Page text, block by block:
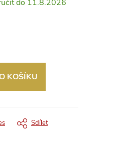
11.8.2026
KOŠÍKU
Sdílet